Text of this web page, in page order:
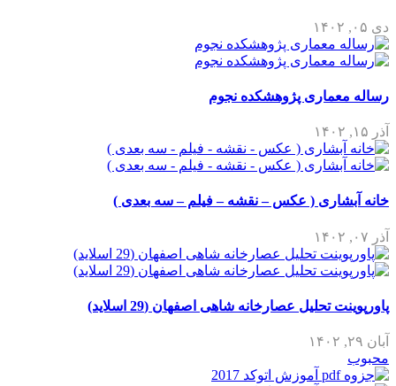
دی ۰۵, ۱۴۰۲
رساله معماری پژوهشکده نجوم
آذر ۱۵, ۱۴۰۲
خانه آبشاری ( عکس – نقشه – فیلم – سه بعدی )
آذر ۰۷, ۱۴۰۲
پاورپوینت تحلیل عصارخانه شاهی اصفهان (29 اسلاید)
آبان ۲۹, ۱۴۰۲
محبوب